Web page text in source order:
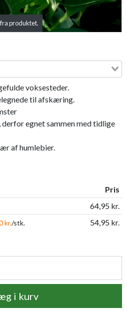
produktet.
voksesteder.
til afskæring.
egnet sammen med tidlige
af humlebier.
Pris
64,95 kr.
kr./stk. 54,95 kr.
i kurv